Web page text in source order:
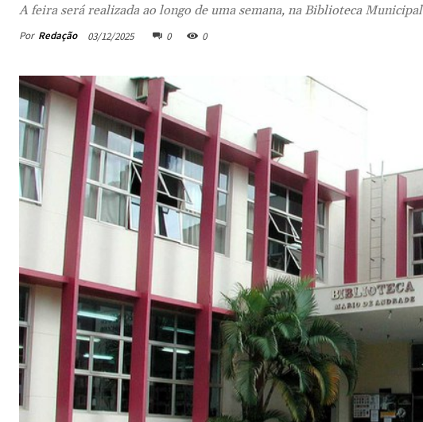
A feira será realizada ao longo de uma semana, na Biblioteca Municipal
Por Redação 03/12/2025 0 0